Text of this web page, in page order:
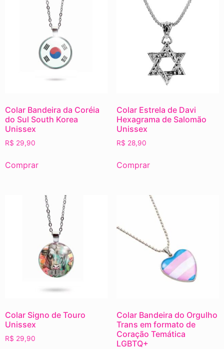
Colar Bandeira da Coréia
do Sul South Korea
Unissex
R$ 29,90
Comprar
Colar Estrela de Davi
Hexagrama de Salomão
Unissex
R$ 28,90
Comprar
Colar Signo de Touro
Unissex
R$ 29,90
Colar Bandeira do Orgulho
Trans em formato de
Coração Temática
LGBTQ+